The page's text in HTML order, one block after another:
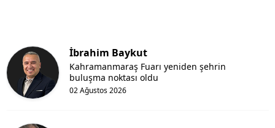
İbrahim Baykut
02 Ağustos 2026
Kahramanmaraş Fuarı yeniden şehrin
buluşma noktası oldu